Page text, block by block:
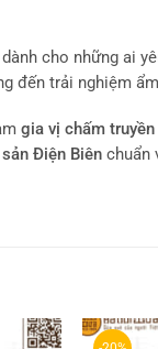
cho những ai
đến trải nghiệm
gia vị chấm
Điện Biên chuẩn